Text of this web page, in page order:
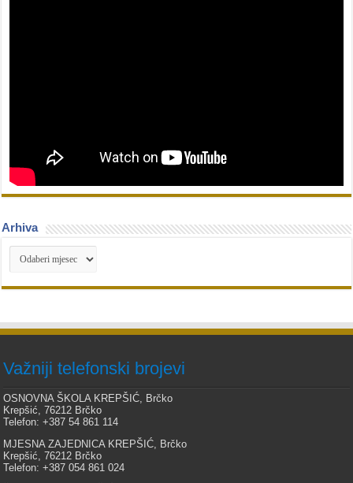
Arhiva
Arhiva
Važniji telefonski brojevi
OSNOVNA ŠKOLA KREPŠIĆ, Brčko
Krepšić, 76212 Brčko
Telefon: +387 54 861 114
MJESNA ZAJEDNICA KREPŠIĆ, Brčko
Krepšić, 76212 Brčko
Telefon: +387 054 861 024